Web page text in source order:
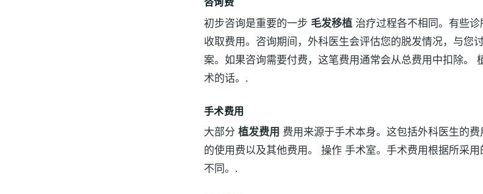
初步咨询是重要的一步 毛发移植 治疗过程各不相同。有些
收取费用。咨询期间，外科医生会评估您的脱发情况，与您
案。如果咨询需要付费，这笔费用通常会从总费用中扣除。
术的话。.
手术费用
大部分 植发费用 费用来源于手术本身。这包括外科医生的
的使用费以及其他费用。 操作 手术室。手术费用根据所采
不同。.